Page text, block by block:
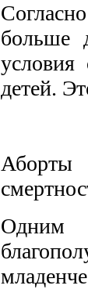
больше
условия
детей.
Одним